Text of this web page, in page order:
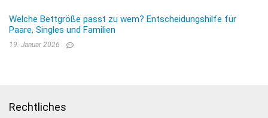
Welche Bettgröße passt zu wem? Entscheidungshilfe für
Paare, Singles und Familien
19. Januar 2026
Rechtliches